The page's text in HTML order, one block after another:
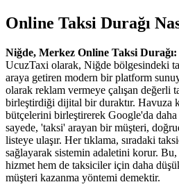
Online Taksi Durağı
Niğde, Merkez Online Taksi Durağı:
UcuzTaxi olarak, Niğde bölgesindeki
araya getiren modern bir platform
olarak reklam vermeye çalışan değerli
birleştirdiği dijital bir duraktır. Havuza
bütçelerini birleştirerek Google'da
sayede, 'taksi' arayan bir müşteri,
listeye ulaşır. Her tıklama, sıradaki
sağlayarak sistemin adaletini korur.
hizmet hem de taksiciler için daha
müşteri kazanma yöntemi demektir.